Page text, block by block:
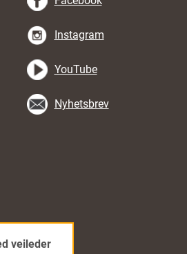
veileder
Instagram
YouTube
Nyhetsbrev